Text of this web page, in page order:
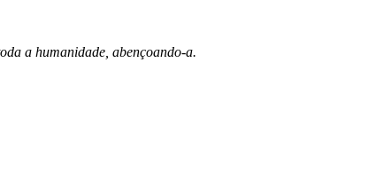
a humanidade, abençoando-a.